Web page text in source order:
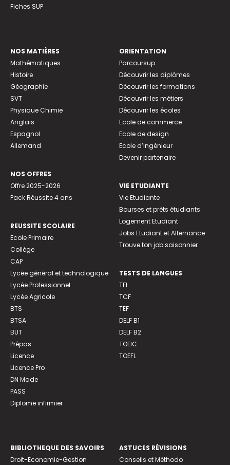
Fiches SUP
NOS MATIÈRES
Mathématiques
Histoire
Géographie
SVT
Physique Chimie
Anglais
Espagnol
Allemand
NOS OFFRES
Offre 2025-2026
Pack Réussite 4 ans
REUSSITE SCOLAIRE
Ecole Primaire
Collège
CAP
Lycée général et technologique
Lycée Professionnel
Lycée Agricole
BTS
BTSA
BUT
Prépas
Licence
Licence Pro
DN Made
PASS
Diplome infirmier
ORIENTATION
Parcoursup
Découvrir les diplômes
Découvrir les formations
Découvrir les métiers
Découvrir les écoles
Ecole de commerce
Ecole de design
Ecole d’ingénieur
Devenir partenaire
VIE ETUDIANTE
Vie Etudiante
Bourses et prêts étudiants
Logement Etudiant
Jobs Etudiant et Alternance
Trouve ton job saisonnier
TESTS DE LANGUES
TFI
TCF
TEF
DELF B1
DELF B2
TOEIC
TOEFL
BIBLIOTHEQUE DES SAVOIRS
Droit-Economie-Gestion
ASTUCES RÉVISIONS
Conseils et Méthodo